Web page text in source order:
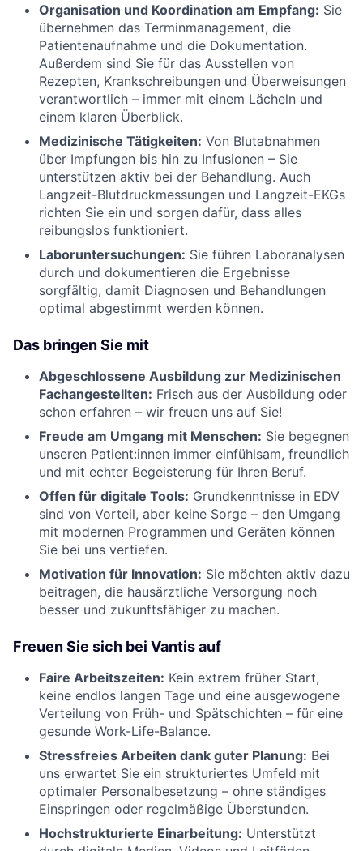
Organisation und Koordination am Empfang: Sie
übernehmen das Terminmanagement, die
Patientenaufnahme und die Dokumentation.
Außerdem sind Sie für das Ausstellen von
Rezepten, Krankschreibungen und Überweisungen
verantwortlich – immer mit einem Lächeln und
einem klaren Überblick.
Medizinische Tätigkeiten: Von Blutabnahmen
über Impfungen bis hin zu Infusionen – Sie
unterstützen aktiv bei der Behandlung. Auch
Langzeit-Blutdruckmessungen und Langzeit-EKGs
richten Sie ein und sorgen dafür, dass alles
reibungslos funktioniert.
Laboruntersuchungen: Sie führen Laboranalysen
durch und dokumentieren die Ergebnisse
sorgfältig, damit Diagnosen und Behandlungen
optimal abgestimmt werden können.
Das bringen Sie mit
Abgeschlossene Ausbildung zur Medizinischen
Fachangestellten: Frisch aus der Ausbildung oder
schon erfahren – wir freuen uns auf Sie!
Freude am Umgang mit Menschen: Sie begegnen
unseren Patient:innen immer einfühlsam, freundlich
und mit echter Begeisterung für Ihren Beruf.
Offen für digitale Tools: Grundkenntnisse in EDV
sind von Vorteil, aber keine Sorge – den Umgang
mit modernen Programmen und Geräten können
Sie bei uns vertiefen.
Motivation für Innovation: Sie möchten aktiv dazu
beitragen, die hausärztliche Versorgung noch
besser und zukunftsfähiger zu machen.
Freuen Sie sich bei Vantis auf
Faire Arbeitszeiten: Kein extrem früher Start,
keine endlos langen Tage und eine ausgewogene
Verteilung von Früh- und Spätschichten – für eine
gesunde Work-Life-Balance.
Stressfreies Arbeiten dank guter Planung: Bei
uns erwartet Sie ein strukturiertes Umfeld mit
optimaler Personalbesetzung – ohne ständiges
Einspringen oder regelmäßige Überstunden.
Hochstrukturierte Einarbeitung: Unterstützt